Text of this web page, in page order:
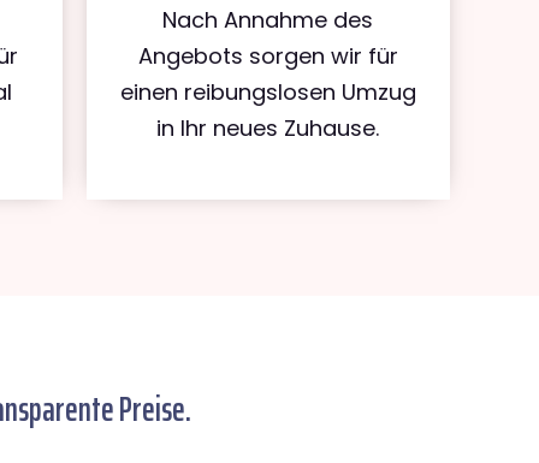
Nach Annahme des
Angebots sorgen wir für
einen reibungslosen Umzug
in Ihr neues Zuhause.
Preise.